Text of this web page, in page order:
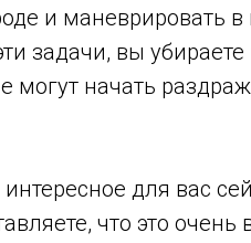
и маневрировать в
задачи, вы убираете
могут начать
для вас
что это